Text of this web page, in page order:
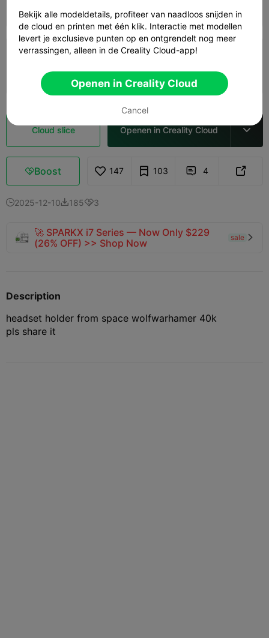
0.2mm layer, 2 walls, 15% infill
 03h 22m  1 plates  30.99g
Cloud slice Openen in Creality Cloud 
Boost 147 103  4 
2025-12-101853
🚀 SPARKX i7 Series — Now Only $229
(26% OFF) >> Shop Now
sale 
Description
headset holder from space wolfwarhamer 40k
pls share it
Bekijk alle modeldetails, profiteer van naadloos snijden in
de cloud en printen met één klik. Interactie met modellen
levert je exclusieve punten op en ontgrendelt nog meer
verrassingen, alleen in de Creality Cloud-app!
Openen in Creality Cloud
Cancel